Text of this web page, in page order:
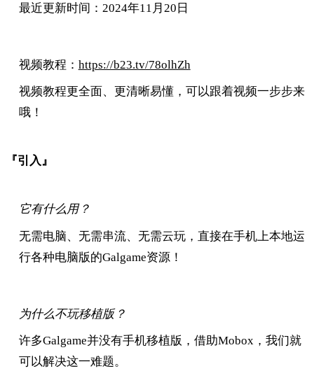
最近更新时间：2024年11月20日
视频教程： https://b23.tv/78olhZh
视频教程更全面、更清晰易懂，可以跟着视频一步步来
哦！
『引入』
它有什么用？
无需电脑、无需串流、无需云玩，直接在手机上本地运
行各种电脑版的Galgame资源！
为什么不玩移植版？
许多Galgame并没有手机移植版，借助Mobox，我们就
可以解决这一难题。